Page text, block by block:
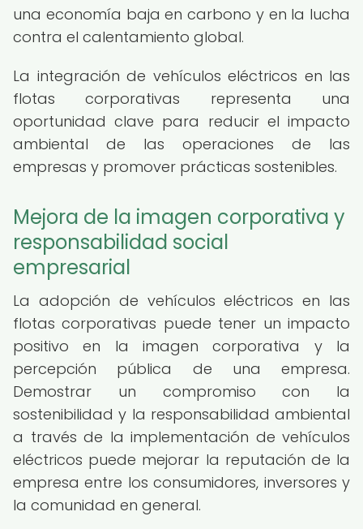
una economía baja en carbono y en la lucha
contra el calentamiento global.
La integración de vehículos eléctricos en las
flotas corporativas representa una
oportunidad clave para reducir el impacto
ambiental de las operaciones de las
empresas y promover prácticas sostenibles.
Mejora de la imagen corporativa y
responsabilidad social
empresarial
La adopción de vehículos eléctricos en las
flotas corporativas puede tener un impacto
positivo en la imagen corporativa y la
percepción pública de una empresa.
Demostrar un compromiso con la
sostenibilidad y la responsabilidad ambiental
a través de la implementación de vehículos
eléctricos puede mejorar la reputación de la
empresa entre los consumidores, inversores y
la comunidad en general.